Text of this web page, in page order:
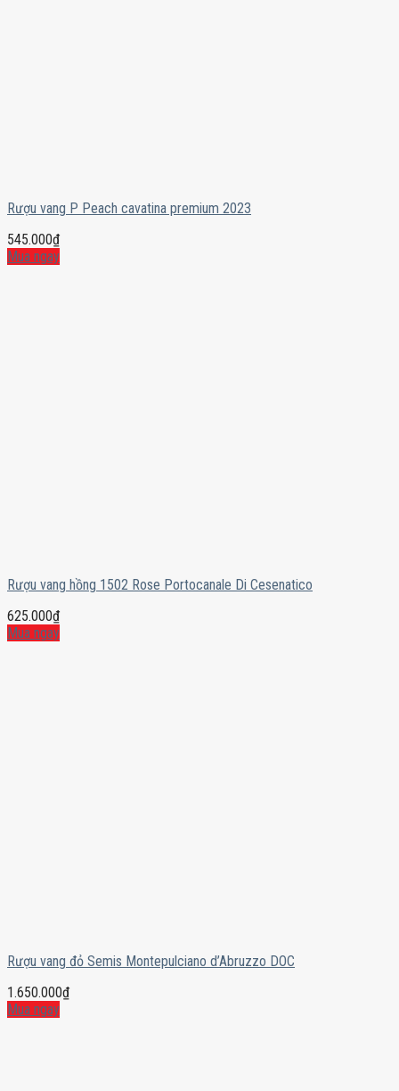
Rượu vang P Peach cavatina premium 2023
545.000₫
Mua ngay
Rượu vang hồng 1502 Rose Portocanale Di Cesenatico
625.000₫
Mua ngay
Rượu vang đỏ Semis Montepulciano d’Abruzzo DOC
1.650.000₫
Mua ngay